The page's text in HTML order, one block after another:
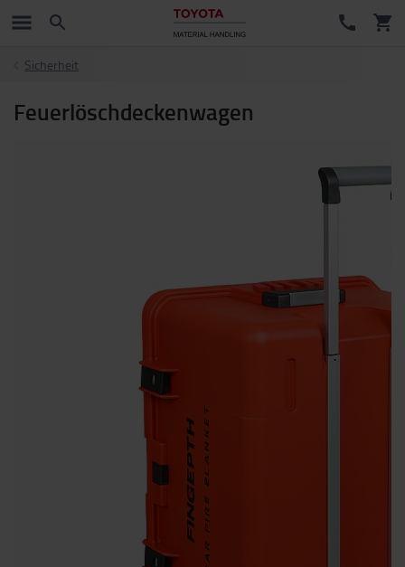
Sicherheit
Feuerlöschdeckenwagen